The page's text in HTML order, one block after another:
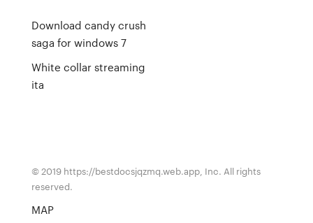
Download candy crush
saga for windows 7
White collar streaming
ita
© 2019 https://bestdocsjqzmq.web.app, Inc. All rights
reserved.
MAP